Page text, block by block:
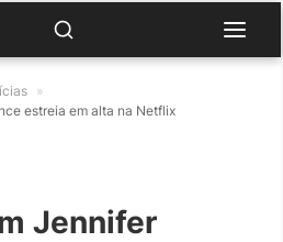
»
estreia em alta na Netflix
Jennifer